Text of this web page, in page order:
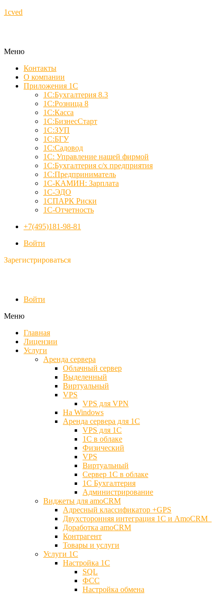
1cved
Меню
Контакты
О компании
Приложения 1С
1С:Бухгалтерия 8.3
1С:Розница 8
1С:Касса
1С:БизнесСтарт
1С:ЗУП
1С:БГУ
1С:Садовод
1С: Управление нашей фирмой
1С:Бухгалтерия с/х предприятия
1С:Предприниматель
1С-КАМИН: Зарплата
1С-ЭДО
1СПАРК Риски
1С-Отчетность
+7(495)181-98-81
Войти
Зарегистрироваться
Войти
Меню
Главная
Лицензии
Услуги
Аренда сервера
Облачный сервер
Выделенный
Виртуальный
VPS
VPS для VPN
На Windows
Аренда сервера для 1С
VPS для 1С
1С в облаке
Физический
VPS
Виртуальный
Сервер 1С в облаке
1С Бухгалтерия
Администрирование
Виджеты для amoCRM
Адресный классификатор +GPS
Двухсторонняя интеграция 1С и AmoCRM
Доработка amoCRM
Контрагент
Товары и услуги
Услуги 1С
Настройка 1С
SQL
ФСС
Настройка обмена